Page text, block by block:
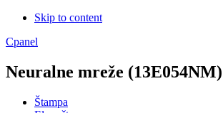
Skip to content
Cpanel
Neuralne mreže (13E054NM)
Štampa